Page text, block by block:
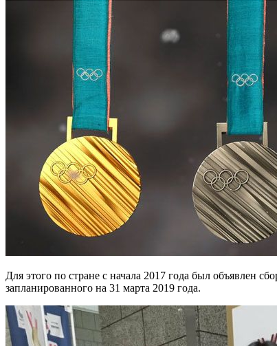
Для этого по стране с начала 2017 года был объявлен
запланированного на 31 марта 2019 года.